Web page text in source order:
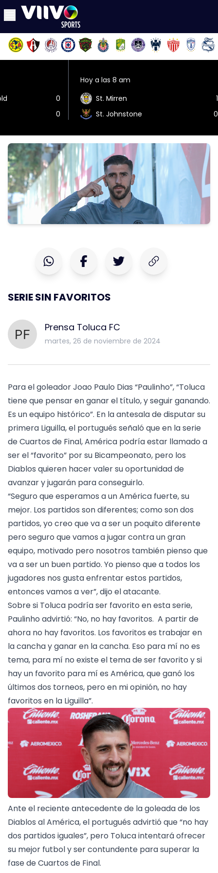
0
0
Hoy a las 8 am
St. Mirren
1
St. Johnstone
0
SERIE SIN FAVORITOS
Prensa Toluca FC
martes, 26 de noviembre de 2024
Para el goleador Joao Paulo Dias “Paulinho”, “Toluca
tiene que pensar en ganar el título, y seguir ganando.
Es un equipo histórico”. En la antesala de disputar su
primera Liguilla, el portugués señaló que en la serie
de Cuartos de Final, América podría estar llamado a
ser el “favorito” por su Bicampeonato, pero los
Diablos quieren hacer valer su oportunidad de
avanzar y jugarán para conseguirlo.
“Seguro que esperamos a un América fuerte, su
mejor. Los partidos son diferentes; como son dos
partidos, yo creo que va a ser un poquito diferente
pero seguro que vamos a jugar contra un gran
equipo, motivado pero nosotros también pienso que
va a ser un buen partido. Yo pienso que a todos los
jugadores nos gusta enfrentar estos partidos,
entonces vamos a ver”, dijo el atacante.
Sobre si Toluca podría ser favorito en esta serie,
Paulinho advirtió: “No, no hay favoritos. A partir de
ahora no hay favoritos. Los favoritos es trabajar en
la cancha y ganar en la cancha. Eso para mí no es
tema, para mí no existe el tema de ser favorito y si
hay un favorito para mí es América, que ganó los
últimos dos torneos, pero en mi opinión, no hay
favoritos en la Liguilla”.
Ante el reciente antecedente de la goleada de los
Diablos al América, el portugués advirtió que “no hay
dos partidos iguales”, pero Toluca intentará ofrecer
su mejor futbol y ser contundente para superar la
fase de Cuartos de Final.